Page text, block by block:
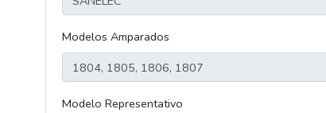
Modelos Amparados
Modelo Representativo